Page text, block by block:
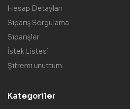
Hesap Detayları
Sipariş Sorgulama
Siparişler
İstek Listesi
Şifremi unuttum
Kategoriler